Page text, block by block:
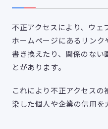
不正アクセスにより、ウェ
ホームページにあるリン
書き換えたり、関係のない
とがあります。
これにより不正アクセス
染した個人や企業の信用を